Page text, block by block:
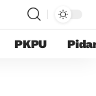
PKPU